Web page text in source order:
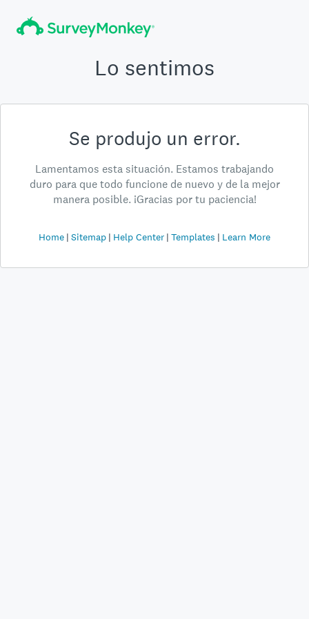
Lo sentimos
Se produjo un error.
Lamentamos esta situación. Estamos trabajando
duro para que todo funcione de nuevo y de la mejor
manera posible. ¡Gracias por tu paciencia!
Home Sitemap Help Center Templates Learn More